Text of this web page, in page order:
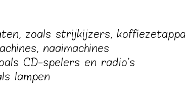
zoals strijkijzers,
naaimachines
CD-spelers en radio's
lampen